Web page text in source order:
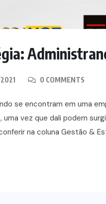
0 COMMENTS
se encontram em uma
vez que dali podem
na coluna Gestão &